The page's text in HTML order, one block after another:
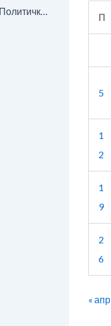
Умро Томислав Јеремић, директор Политичке академије СПО П
5
1
2
1
9
2
6
« апр